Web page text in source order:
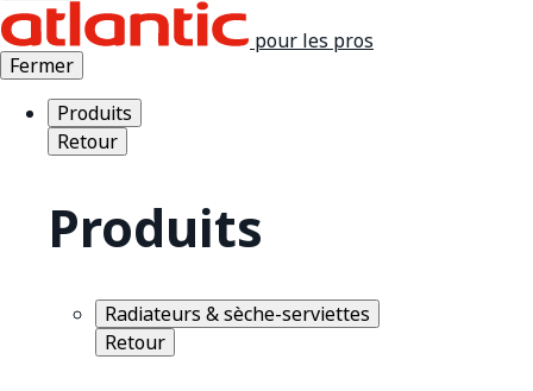
pour les pros
Fermer
Produits
Retour
Produits
Radiateurs & sèche-serviettes
Retour